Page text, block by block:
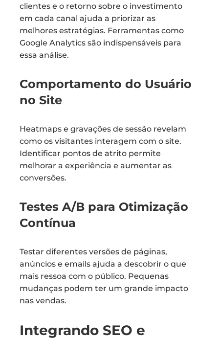
clientes e o retorno sobre o investimento
em cada canal ajuda a priorizar as
melhores estratégias. Ferramentas como
Google Analytics são indispensáveis para
essa análise.
Comportamento do Usuário
no Site
Heatmaps e gravações de sessão revelam
como os visitantes interagem com o site.
Identificar pontos de atrito permite
melhorar a experiência e aumentar as
conversões.
Testes A/B para Otimização
Contínua
Testar diferentes versões de páginas,
anúncios e emails ajuda a descobrir o que
mais ressoa com o público. Pequenas
mudanças podem ter um grande impacto
nas vendas.
Integrando SEO e